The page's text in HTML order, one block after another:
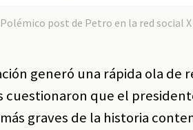
Polémico post de Petro en la red social
generó una rápida ola de
cuestionaron que el
graves de la historia